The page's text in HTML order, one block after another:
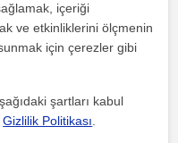
göre planlıyorum.
dest...
içeriği
ve etkinliklerini ölçmenin
için çerezler gibi
şartları kabul
Gizlilik Politikası